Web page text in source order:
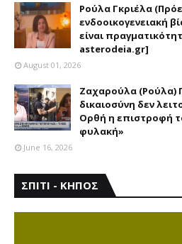
Ρούλα Γκριέλα
ενδοοικογενειακή
είναι
asterodeia.gr]
August 01, 2026
Ζαχαρούλα (Ρούλα)
δικαιοσύνη δεν
Ορθή η επιστροφή
φυλακή»
June 16, 2026
ΣΠΙΤΙ - ΚΗΠΟΣ